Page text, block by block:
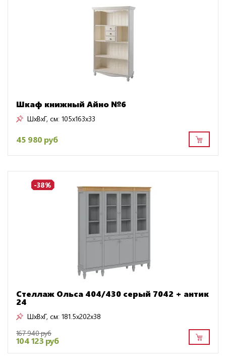
Шкаф книжный Айно №6
ШxВxГ, см: 105x163x33
45 980 руб
-38%
Стеллаж Ольса 404/430 серый 7042 + антик
24
ШxВxГ, см: 181.5x202x38
167 940 руб
104 123 руб